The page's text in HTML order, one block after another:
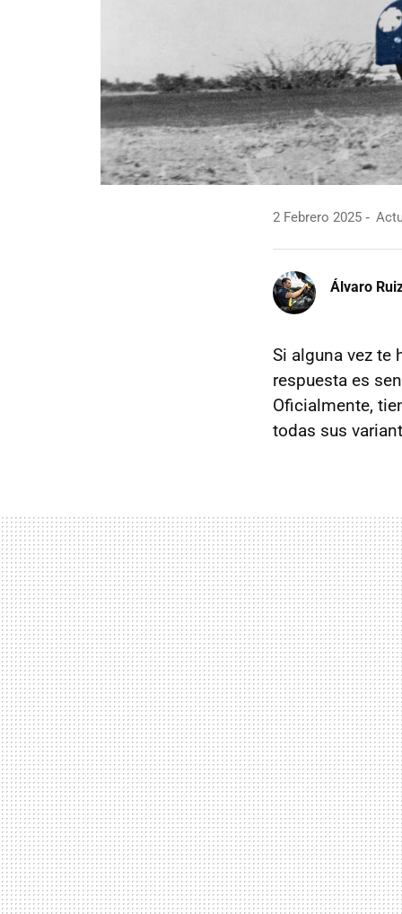
2 Febrero 2025
Álvaro
Si alguna vez te
respuesta es
Oficialmente,
todas sus